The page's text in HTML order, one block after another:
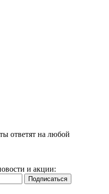
ответят на любой
и акции: